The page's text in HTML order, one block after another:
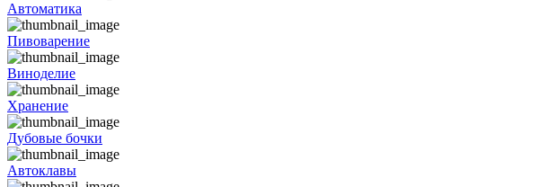
Автоматика
Пивоварение
Виноделие
Хранение
Дубовые бочки
Автоклавы